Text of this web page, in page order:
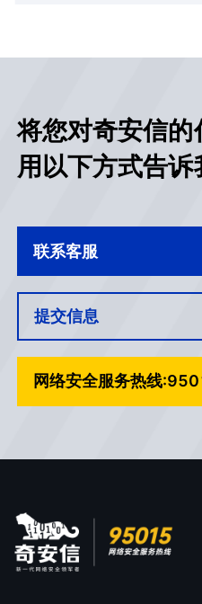
将您对奇安信的
用以下方式告诉
联系客服
提交信息
网络安全服务热线